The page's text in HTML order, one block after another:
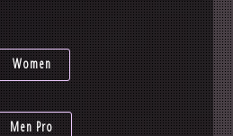
Women
Men Pro